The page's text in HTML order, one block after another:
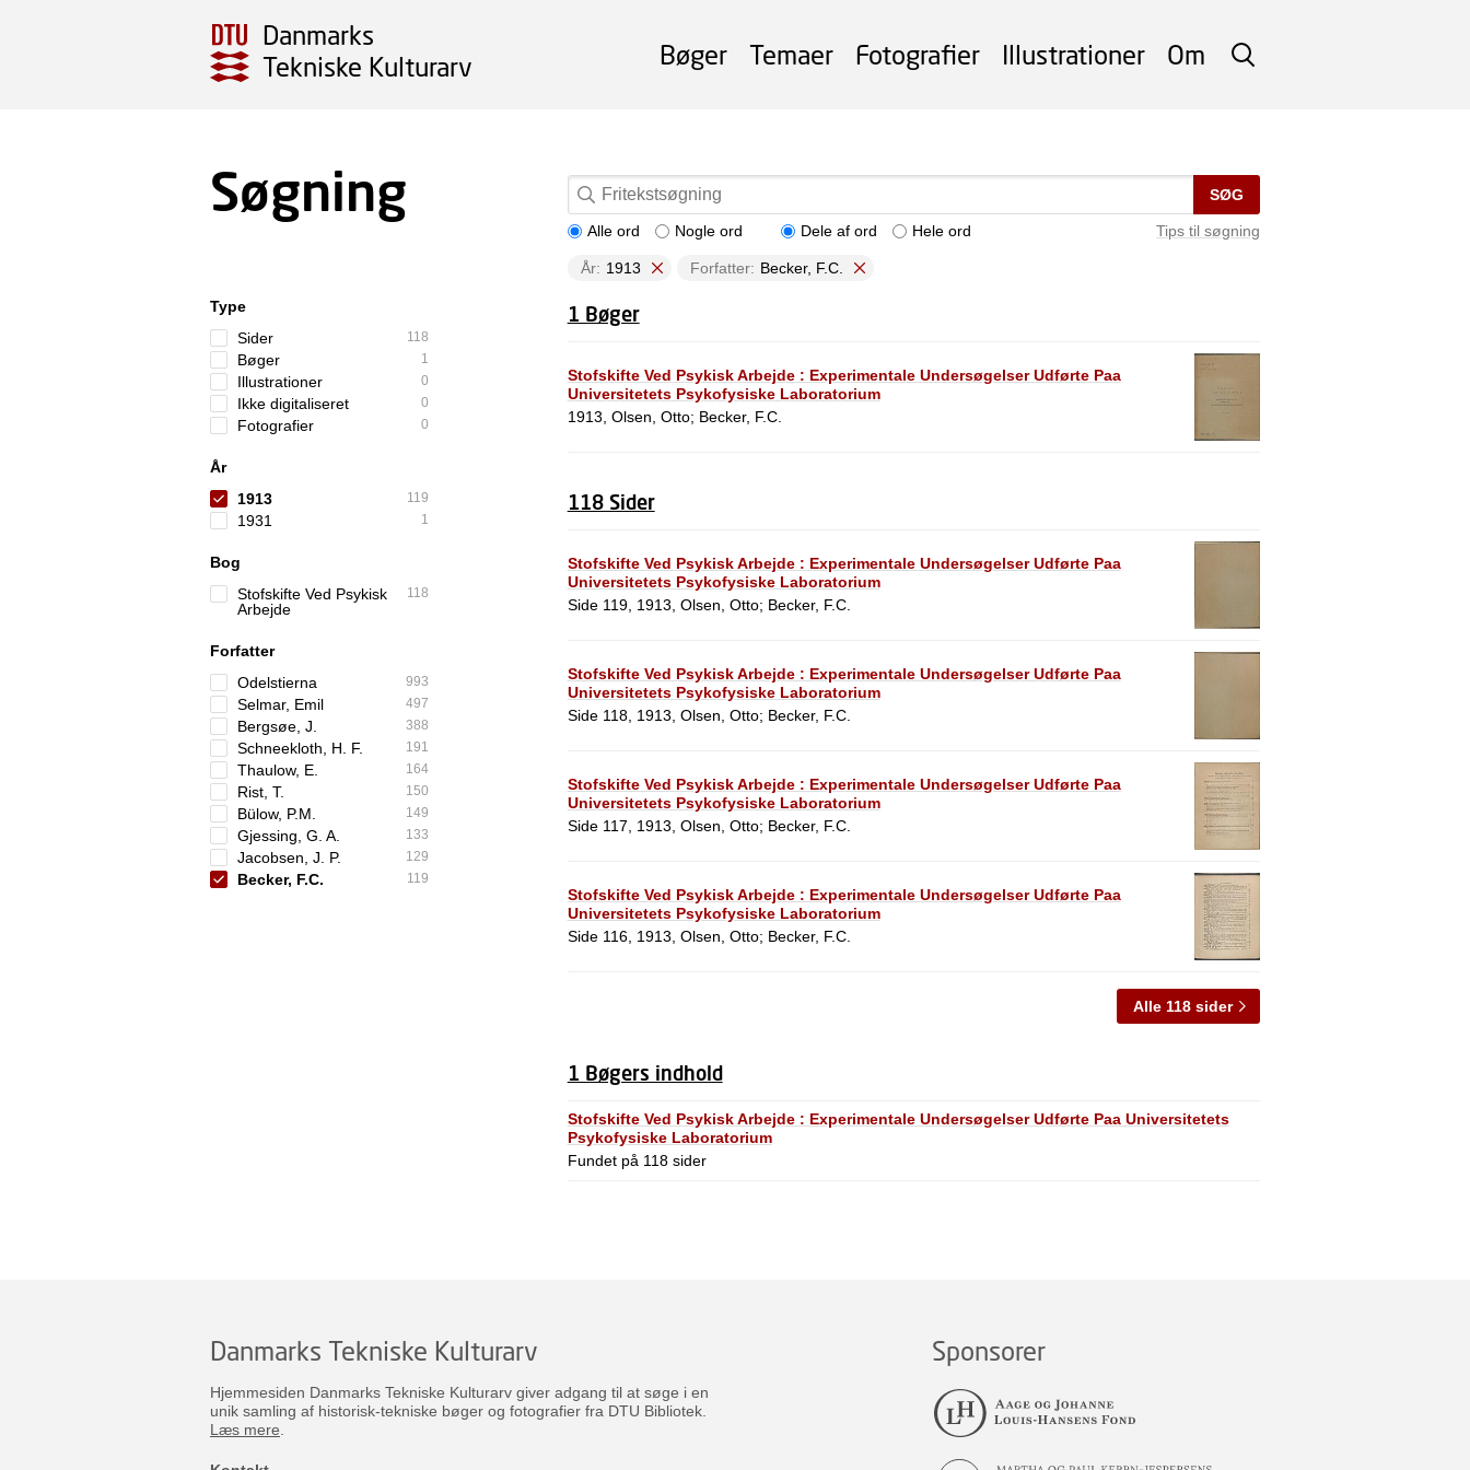
Danmarks
Tekniske Kulturarv
SØG
Bøger Temaer Fotografier Illustrationer Om
Søgning SØG
Tips til søgning
Alle ord Nogle ord Dele af ord Hele ord
År: 1913 Forfatter: Becker, F.C.
Type
Sider
118
Bøger 1
Illustrationer 0
Ikke digitaliseret 0
Fotografier 0
År
1913
119
1931 1
Bog
Stofskifte Ved Psykisk
Arbejde
118
Forfatter
Odelstierna
993
Selmar, Emil 497
Bergsøe, J. 388
Schneekloth, H. F. 191
Thaulow, E. 164
Rist, T. 150
Bülow, P.M. 149
Gjessing, G. A. 133
Jacobsen, J. P. 129
Becker, F.C. 119
1 Bøger
Stofskifte Ved Psykisk Arbejde : Experimentale Undersøgelser Udførte Paa
Universitetets Psykofysiske Laboratorium
1913, Olsen, Otto; Becker, F.C.
118 Sider
Stofskifte Ved Psykisk Arbejde : Experimentale Undersøgelser Udførte Paa
Universitetets Psykofysiske Laboratorium
Side 119, 1913, Olsen, Otto; Becker, F.C.
Stofskifte Ved Psykisk Arbejde : Experimentale Undersøgelser Udførte Paa
Universitetets Psykofysiske Laboratorium
Side 118, 1913, Olsen, Otto; Becker, F.C.
Stofskifte Ved Psykisk Arbejde : Experimentale Undersøgelser Udførte Paa
Universitetets Psykofysiske Laboratorium
Side 117, 1913, Olsen, Otto; Becker, F.C.
Stofskifte Ved Psykisk Arbejde : Experimentale Undersøgelser Udførte Paa
Universitetets Psykofysiske Laboratorium
Side 116, 1913, Olsen, Otto; Becker, F.C.
Alle 118 sider
1 Bøgers indhold
Stofskifte Ved Psykisk Arbejde : Experimentale Undersøgelser Udførte Paa Universitetets
Psykofysiske Laboratorium
Fundet på 118 sider
Danmarks Tekniske Kulturarv
Hjemmesiden Danmarks Tekniske Kulturarv giver adgang til at søge i en
unik samling af historisk-tekniske bøger og fotografier fra DTU Bibliotek.
Læs mere
Sponsorer